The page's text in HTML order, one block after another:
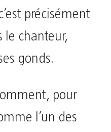
précisément
le chanteur,
gonds.
pour
l’un des